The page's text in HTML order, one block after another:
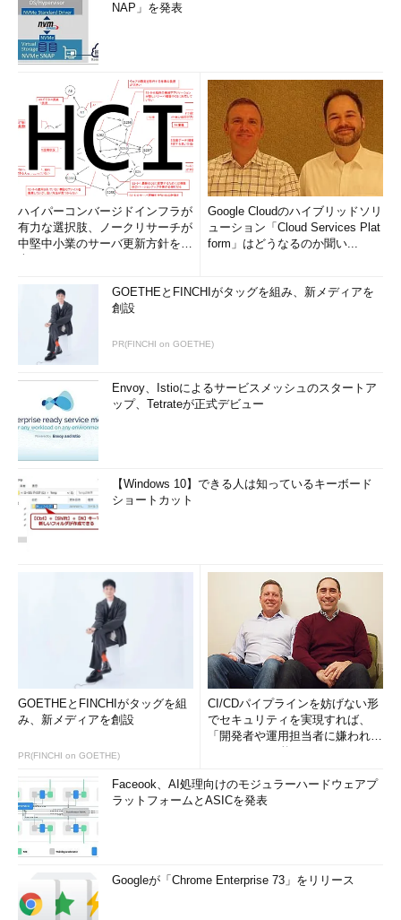
NAP」を発表
ハイパーコンバージドインフラが
有力な選択肢、ノークリサーチが
中堅中小業のサーバ更新方針を調
Google Cloudのハイブリッドソリ
ューション「Cloud Services Plat
form」はどうなるのか聞い...
GOETHEとFINCHIがタッグを組み、新メディアを
創設
PR(FINCHI on GOETHE)
Envoy、Istioによるサービスメッシュのスタートア
ップ、Tetrateが正式デビュー
【Windows 10】できる人は知っているキーボード
ショートカット
GOETHEとFINCHIがタッグを組
み、新メディアを創設
PR(FINCHI on GOETHE)
CI/CDパイプラインを妨げない形
でセキュリティを実現すれば、
「開発者や運用担当者に嫌われな
Faceook、AI処理向けのモジュラーハードウェアプ
ラットフォームとASICを発表
Googleが「Chrome Enterprise 73」をリリース